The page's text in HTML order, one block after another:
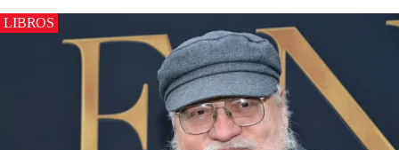
LIBROS